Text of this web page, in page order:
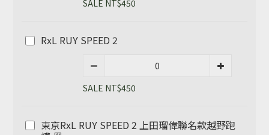
SALE NT$450
RxL RUY SPEED 2
SALE NT$450
東京RxL RUY SPEED 2 上田瑠偉聯名款越野跑